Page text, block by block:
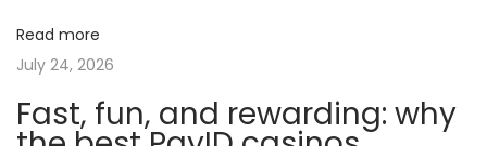
s
t
e
r
Read more
July 24, 2026
Fast, fun, and rewarding: why